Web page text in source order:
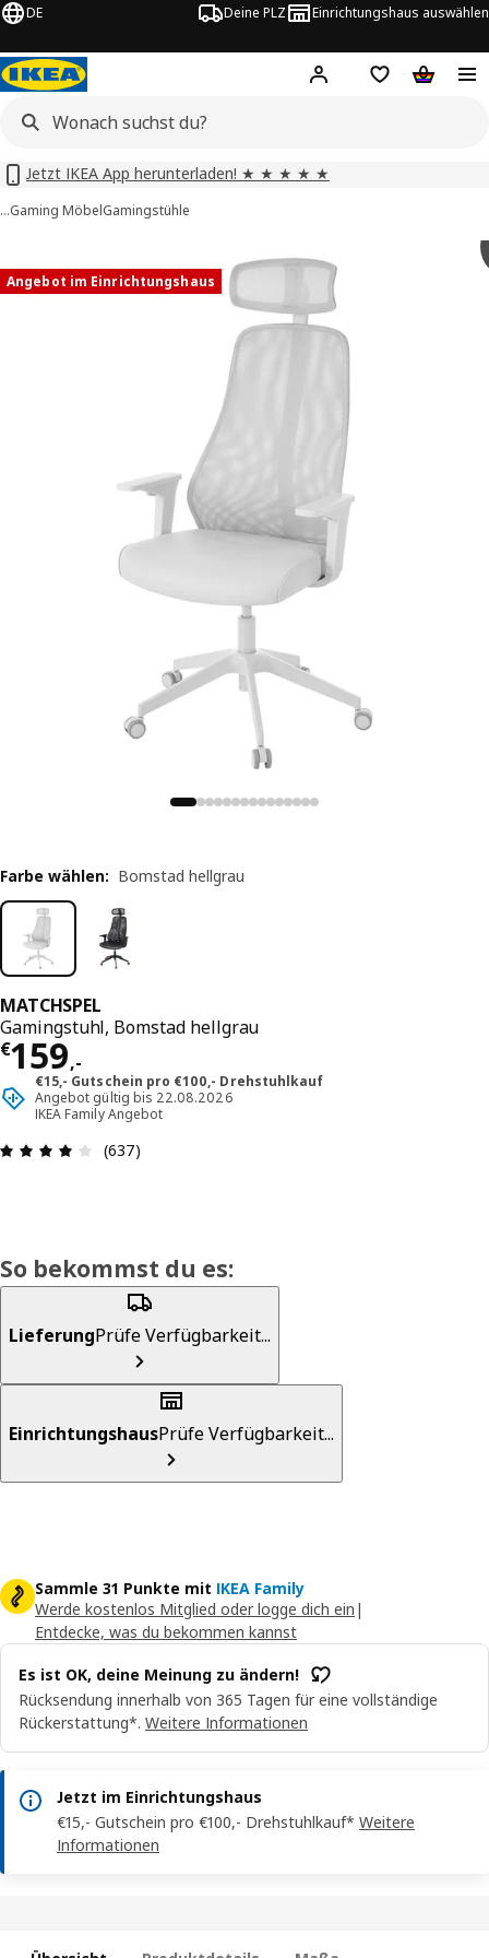
DE Deine PLZ Einrichtungshaus auswählen
Hej! Jetzt anmelden.
Einkaufsliste
Jetzt IKEA App herunterladen! ★ ★ ★ ★ ★
…Gaming MöbelGamingstühle
Angebot im Einrichtungshaus
MATCHSPEL
Gamingstuhl, Bomstad hellgrau
€159,-
Preis € 159,-
€15,- Gutschein pro €100,- Drehstuhlkauf
Angebot gültig bis 22.08.2026
IKEA Family Angebot
Produktbewertung: 4 von 5 Sterne Alle
(637)
Farbe wählen: Bomstad hellgrau
So bekommst du es:
LieferungPrüfe Verfügbarkeit...
EinrichtungshausPrüfe Verfügbarkeit...
Sammle 31 Punkte mit IKEA Family
Werde kostenlos Mitglied oder logge dich ein |
Entdecke, was du bekommen kannst
Es ist OK, deine Meinung zu ändern!
Rücksendung innerhalb von 365 Tagen für eine vollständige
Rückerstattung*. Weitere Informationen
Jetzt im Einrichtungshaus
€15,- Gutschein pro €100,- Drehstuhlkauf* Weitere
Informationen